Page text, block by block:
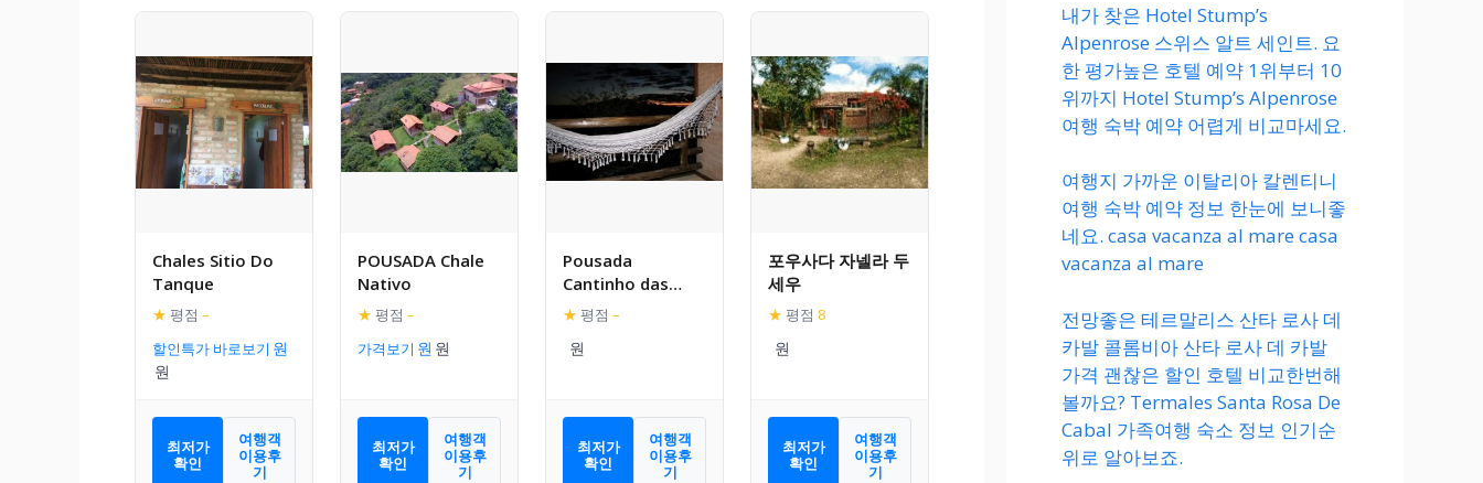
Chales Sitio Do
Tanque
★ 평점 –
할인특가 바로보기
최저가
확인
여행객
이용후
기
POUSADA Chale
Nativo
★ 평점 –
가격보기
최저가
확인
여행객
이용후
기
Pousada
Cantinho das
Fadas
★ 평점 –
최저가
확인
여행객
이용후
기
포우사다 자넬라 두
세우
★ 평점 8
최저가
확인
여행객
이용후
기
내가 찾은 Hotel Stump’s
Alpenrose 스위스 알트 세인트. 요
한 평가높은 호텔 예약 1위부터 10
위까지 Hotel Stump’s Alpenrose
여행 숙박 예약 어렵게 비교마세요.
여행지 가까운 이탈리아 칼렌티니
여행 숙박 예약 정보 한눈에 보니좋
네요. casa vacanza al mare casa
vacanza al mare
전망좋은 테르말리스 산타 로사 데
카발 콜롬비아 산타 로사 데 카발
가격 괜찮은 할인 호텔 비교한번해
볼까요? Termales Santa Rosa De
Cabal 가족여행 숙소 정보 인기순
위로 알아보죠.